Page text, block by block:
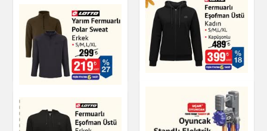
Altın Rimli Porselen
Çay Fincan Seti 180
cc
Çay & Kahve & Şeker
Porland Altın Rimli
Porselen Çay Fincan
Seti
Çay & Kahve & Şeker
Yarım Fermuarlı
Polar Sweat Erkek